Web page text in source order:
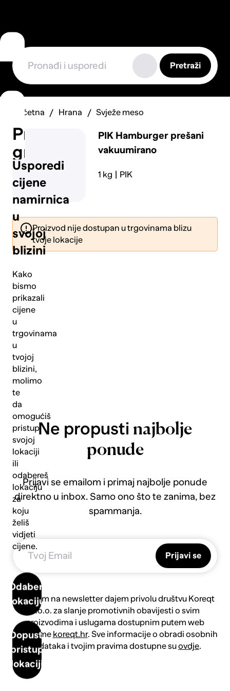
Usporedi
cijene
namirnica
u
svojoj
blizini
Kako
bismo
prikazali
cijene
u
trgovinama
u
tvojoj
blizini,
molimo
te
da
omogućiš
pristup
svojoj
lokaciji
ili
odabereš
lokaciju
za
koju
želiš
vidjeti
cijene.
Odaberi
lokaciju
Dopusti
pristup
lokaciji
Prijavi
grešku
Pošalji
Pretraži
Početna Hrana Svježe meso
PIK Hamburger prešani
vakuumirano
1 kg PIK
Proizvod nije dostupan u trgovinama blizu
tvoje lokacije
Ne propusti najbolje
ponude
Prijavi se emailom i primaj najbolje ponude
direktno u inbox. Samo ono što te zanima, bez
spammanja.
Prijavi se
Prijavom na newsletter dajem privolu društvu Koreqt
d.o.o. za slanje promotivnih obavijesti o svim
proizvodima i uslugama dostupnim putem web
platforme koreqt.hr. Sve informacije o obradi osobnih
podataka i tvojim pravima dostupne suovdje.